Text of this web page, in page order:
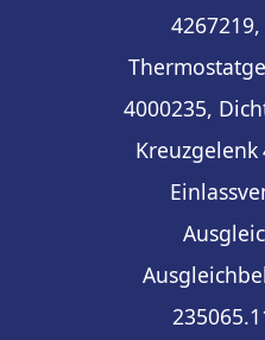
4000235,
Kreuzgelenk